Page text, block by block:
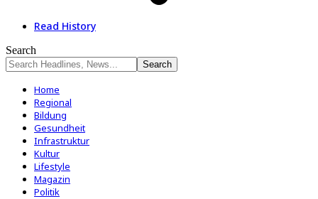
Read History
Search
Home
Regional
Bildung
Gesundheit
Infrastruktur
Kultur
Lifestyle
Magazin
Politik